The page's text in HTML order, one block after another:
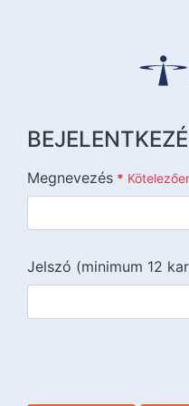
Megnevezés *
Jelszó (minimum 12